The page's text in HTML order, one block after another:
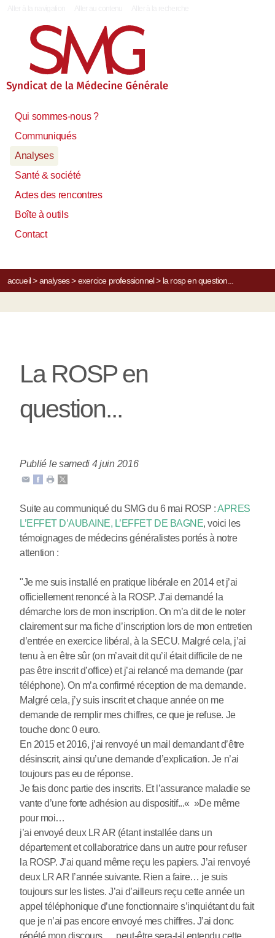
Qui sommes-nous ?
Communiqués
Analyses
Santé & société
Actes des rencontres
Boîte à outils
Contact
accueil> analyses> exercice professionnel> la rosp en question...
La ROSP en
question...
Publié le samedi 4 juin 2016
Suite au communiqué du SMG du 6 mai ROSP :APRES
L’EFFET D’AUBAINE, L’EFFET DE BAGNE, voici les
témoignages de médecins généralistes portés à notre
attention :
"Je me suis installé en pratique libérale en 2014 et j’ai
officiellement renoncé à la ROSP. J’ai demandé la
démarche lors de mon inscription. On m’a dit de le noter
clairement sur ma fiche d’inscription lors de mon entretien
d’entrée en exercice libéral, à la SECU. Malgré cela, j’ai
tenu à en être sûr (on m’avait dit qu’il était difficile de ne
pas être inscrit d’office) et j’ai relancé ma demande (par
téléphone). On m’a confirmé réception de ma demande.
Malgré cela, j’y suis inscrit et chaque année on me
demande de remplir mes chiffres, ce que je refuse. Je
touche donc 0 euro.
En 2015 et 2016, j’ai renvoyé un mail demandant d’être
désinscrit, ainsi qu’une demande d’explication. Je n’ai
toujours pas eu de réponse.
Je fais donc partie des inscrits. Et l’assurance maladie se
vante d’une forte adhésion au dispositif...« »De même
pour moi…
j’ai envoyé deux LR AR (étant installée dans un
département et collaboratrice dans un autre pour refuser
la ROSP. J’ai quand même reçu les papiers. J’ai renvoyé
deux LR AR l’année suivante. Rien a faire… je suis
toujours sur les listes. J’ai d’ailleurs reçu cette année un
appel téléphonique d’une fonctionnaire s’inquiétant du fait
que je n’ai pas encore envoyé mes chiffres. J’ai donc
répété mon discours…. peut-être sera-t-il entendu cette